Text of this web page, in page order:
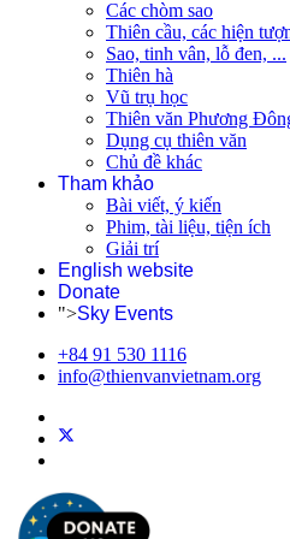
Các chòm sao
Thiên cầu, các hiện
Sao, tinh vân, lỗ đen, ...
Thiên hà
Vũ trụ học
Thiên văn Phương
Dụng cụ thiên văn
Chủ đề khác
Tham khảo
Bài viết, ý kiến
Phim, tài liệu, tiện ích
Giải trí
English website
Donate
">Sky Events
+84 91 530 1116
info@thienvanvietnam.org